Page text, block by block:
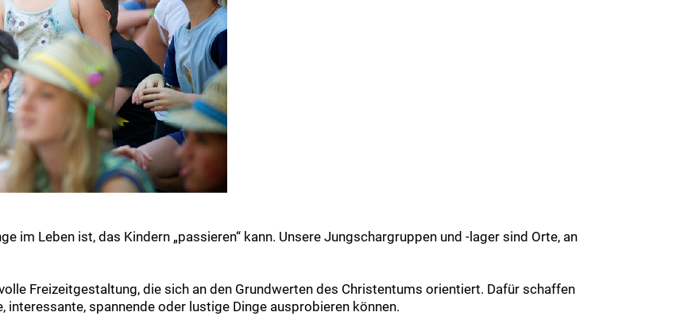
im Leben ist, das Kindern „passieren“ kann. Unsere Jungschargruppen und -lager sind Orte, an
Freizeitgestaltung, die sich an den Grundwerten des Christentums orientiert. Dafür schaffen
spannende oder lustige Dinge ausprobieren können.